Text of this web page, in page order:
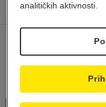
analitičkih aktivnosti.